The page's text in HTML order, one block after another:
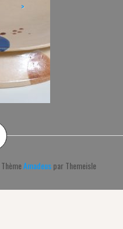
>
ThèmeAmadeuspar Themeisle